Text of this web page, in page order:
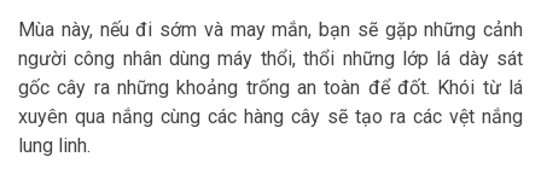
Mùa này, nếu đi sớm và may mắn, bạn sẽ gặp những cảnh
người công nhân dùng máy thổi, thổi những lớp lá dày sát
gốc cây ra những khoảng trống an toàn để đốt. Khói từ lá
xuyên qua nắng cùng các hàng cây sẽ tạo ra các vệt nắng
lung linh.